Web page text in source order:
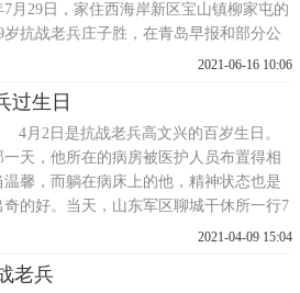
7月29日，家住西海岸新区宝山镇柳家屯的
岁抗战老兵庄子胜，在青岛早报和部分公
志愿者的帮助下，带着儿孙们一起回到他
之行，老人在他出生和战斗过的地方，看
了他牺牲的战友和日思夜想的故乡，圆了
己99岁的一个梦想。时
2021-06-16 10:06
过生日
4月2日是抗战老兵高文兴的百岁生日。
一天，他所在的病房被医护人员布置得相
温馨，而躺在病床上的他，精神状态也是
奇的好。当天，山东军区聊城干休所一行7
专程赶赴济南960医院，给这位老兵祝贺百
受大家敬重，同时也被所里每个人惦念。
2021-04-09 15:04
老兵